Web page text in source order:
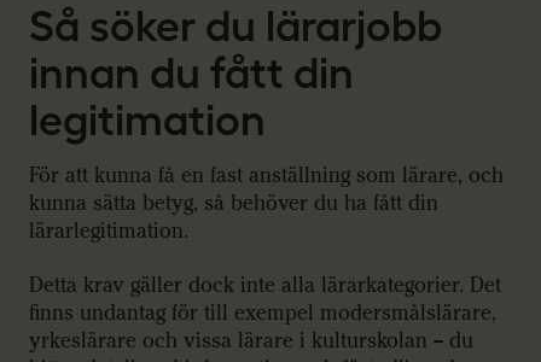
Så söker du lärarjobb
innan du fått din
legitimation
För att kunna få en fast anställning som lärare, och
kunna sätta betyg, så behöver du ha fått din
lärarlegitimation.
Detta krav gäller dock inte alla lärarkategorier. Det
finns undantag för till exempel modersmålslärare,
yrkeslärare och vissa lärare i kulturskolan – du